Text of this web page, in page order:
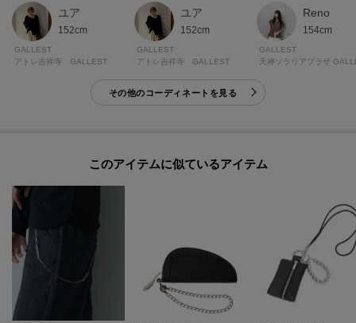
ユア
152cm
GALLEST
アトレ吉祥寺 GALLEST
ユア
152cm
GALLEST
アトレ吉祥寺 GALLEST
Reno
154cm
GALLEST
その他のコーディネートを見る
このアイテムに似ているアイテム